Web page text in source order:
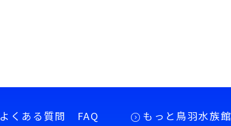
よくある質問 FAQ もっと鳥羽水族館